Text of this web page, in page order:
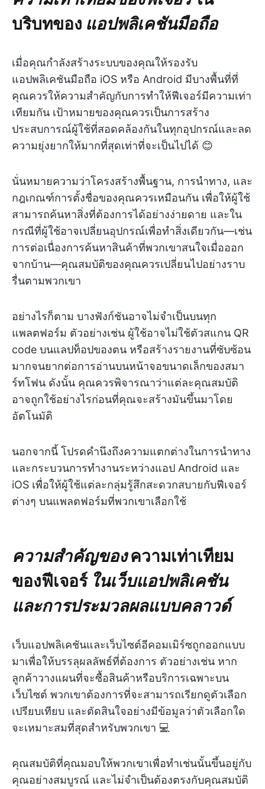
บริบทของ แอปพลิเคชันมือถือ
เมื่อคุณกำลังสร้างระบบของคุณให้รองรับ
แอปพลิเคชันมือถือ iOS หรือ Android มีบางพื้นที่ที่
คุณควรให้ความสำคัญกับการทำให้ฟีเจอร์มีความเท่า
เทียมกัน เป้าหมายของคุณควรเป็นการสร้าง
ประสบการณ์ผู้ใช้ที่สอดคล้องกันในทุกอุปกรณ์และลด
ความยุ่งยากให้มากที่สุดเท่าที่จะเป็นไปได้ 😊
นั่นหมายความว่าโครงสร้างพื้นฐาน, การนำทาง, และ
กฎเกณฑ์การตั้งชื่อของคุณควรเหมือนกัน เพื่อให้ผู้ใช้
สามารถค้นหาสิ่งที่ต้องการได้อย่างง่ายดาย และใน
กรณีที่ผู้ใช้อาจเปลี่ยนอุปกรณ์เพื่อทำสิ่งเดียวกัน—เช่น
การต่อเนื่องการค้นหาสินค้าที่พวกเขาสนใจเมื่อออก
จากบ้าน—คุณสมบัติของคุณควรเปลี่ยนไปอย่างราบ
รื่นตามพวกเขา
อย่างไรก็ตาม บางฟังก์ชันอาจไม่จำเป็นบนทุก
แพลตฟอร์ม ตัวอย่างเช่น ผู้ใช้อาจไม่ใช้ตัวสแกน QR
code บนแลปท็อปของตน หรือสร้างรายงานที่ซับซ้อน
มากจนยากต่อการอ่านบนหน้าจอขนาดเล็กของสมา
ร์ทโฟน ดังนั้น คุณควรพิจารณาว่าแต่ละคุณสมบัติ
อาจถูกใช้อย่างไรก่อนที่คุณจะสร้างมันขึ้นมาโดย
อัตโนมัติ
นอกจากนี้ โปรดคำนึงถึงความแตกต่างในการนำทาง
และกระบวนการทำงานระหว่างแอป Android และ
iOS เพื่อให้ผู้ใช้แต่ละกลุ่มรู้สึกสะดวกสบายกับฟีเจอร์
ต่างๆ บนแพลตฟอร์มที่พวกเขาเลือกใช้
ความสำคัญของความเท่าเทียม
ของฟีเจอร์ในเว็บแอปพลิเคชัน
และการประมวลผลแบบคลาวด์
เว็บแอปพลิเคชันและเว็บไซต์อีคอมเมิร์ซถูกออกแบบ
มาเพื่อให้บรรลุผลลัพธ์ที่ต้องการ ตัวอย่างเช่น หาก
ลูกค้าวางแผนที่จะซื้อสินค้าหรือบริการเฉพาะบน
เว็บไซต์ พวกเขาต้องการที่จะสามารถเรียกดูตัวเลือก
เปรียบเทียบ และตัดสินใจอย่างมีข้อมูลว่าตัวเลือกใด
จะเหมาะสมที่สุดสำหรับพวกเขา 💻
คุณสมบัติที่คุณมอบให้พวกเขาเพื่อทำเช่นนั้นขึ้นอยู่กับ
คุณอย่างสมบูรณ์ และไม่จำเป็นต้องตรงกับคุณสมบัติ